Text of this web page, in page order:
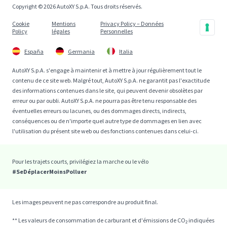
Copyright © 2026 AutoXY S.p.A. Tous droits réservés.
Cookie
Policy
Mentions
légales
Privacy Policy – Données
Personnelles
España Germania Italia
AutoXY S.p.A. s'engage à maintenir et à mettre à jour régulièrement tout le
contenu de ce site web. Malgré tout, AutoXY S.p.A. ne garantit pas l'exactitude
des informations contenues dans le site, qui peuvent devenir obsolètes par
erreur ou par oubli. AutoXY S.p.A. ne pourra pas être tenu responsable des
éventuelles erreurs ou lacunes, ou des dommages directs, indirects,
conséquences ou de n'importe quel autre type de dommages en lien avec
l'utilisation du présent site web ou des fonctions contenues dans celui-ci.
Pour les trajets courts, privilégiez la marche ou le vélo
#SeDéplacerMoinsPolluer
Les images peuvent ne pas correspondre au produit final.
** Les valeurs de consommation de carburant et d'émissions de CO₂ indiquées